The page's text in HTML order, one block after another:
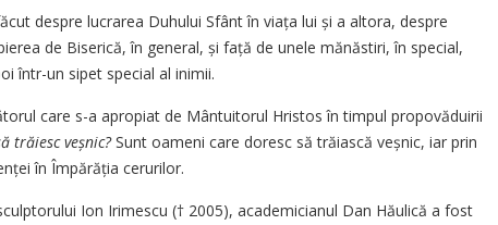
despre lucrarea Duhului Sfânt în viața lui și a altora, despre
de Biserică, în general, și față de unele mănăstiri, în special,
într-un sipet special al inimii.
care s-a apropiat de Mântuitorul Hristos în timpul propovăduirii
trăiesc veșnic?Sunt oameni care doresc să trăiască veșnic, iar prin
în Împărăția cerurilor.
Ion Irimescu († 2005), academicianul Dan Hăulică a fost